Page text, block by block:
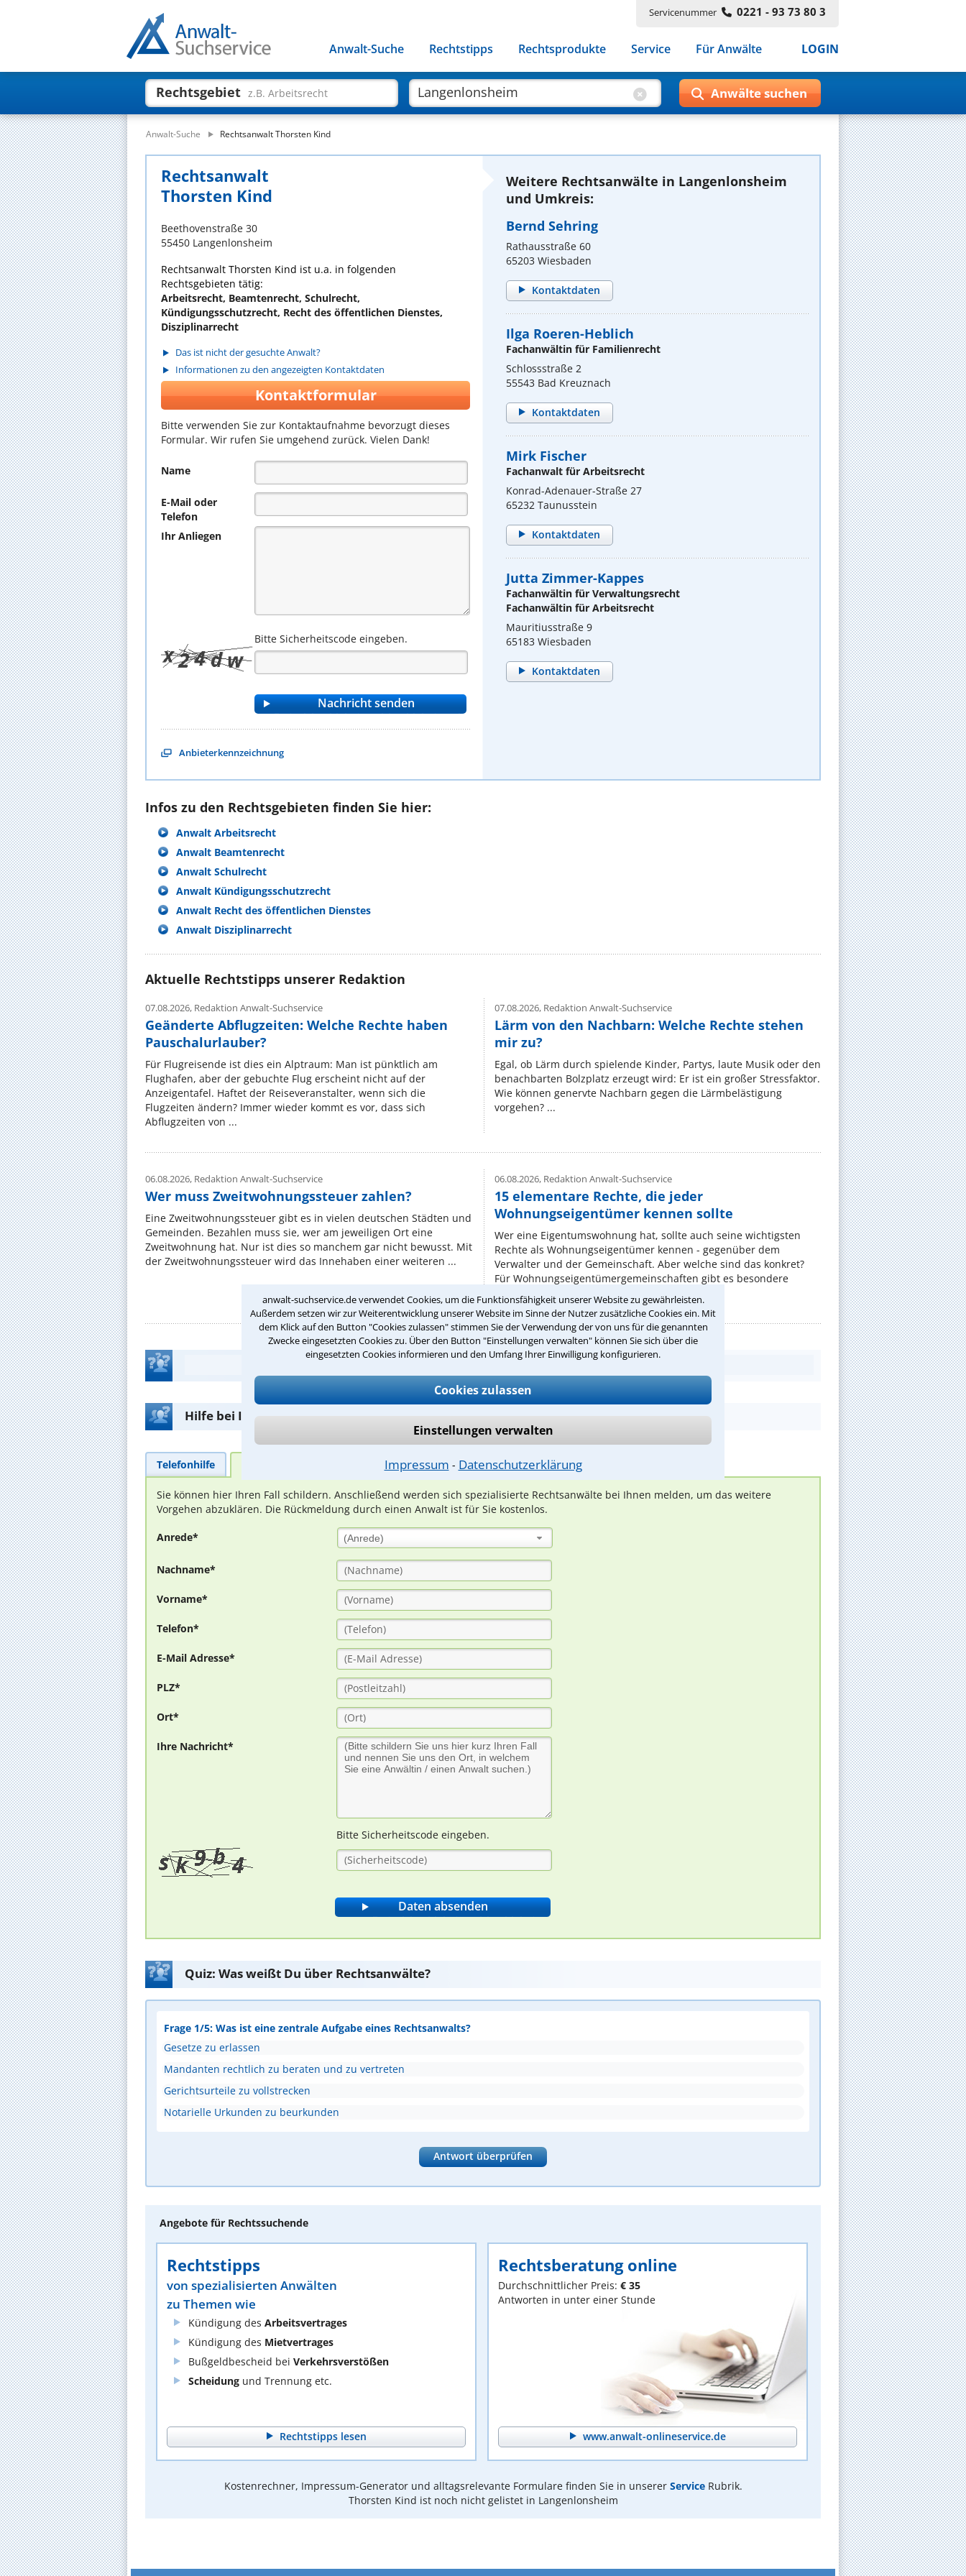
anwalt-suchservice.de verwendet Cookies, um die Funktionsfähigkeit unserer Website zu gewährleisten.
Außerdem setzen wir zur Weiterentwicklung unserer Website im Sinne der Nutzer zusätzliche Cookies ein. Mit
dem Klick auf den Button "Cookies zulassen" stimmen Sie der Verwendung der von uns für die genannten
Zwecke eingesetzten Cookies zu. Über den Button "Einstellungen verwalten" können Sie sich über die
eingesetzten Cookies informieren und den Umfang Ihrer Einwilligung konfigurieren.
Cookies zulassen
Einstellungen verwalten
Impressum ⁃ Datenschutzerklärung
Servicenummer 0221 - 93 73 80 3
Anwalt-Suche Rechtstipps Rechtsprodukte Service Für Anwälte LOGIN
Rechtsgebiet z.B. Arbeitsrecht
Anwalt-Suche Rechtsanwalt Thorsten Kind
Rechtsanwalt
Thorsten Kind
Beethovenstraße 30
55450 Langenlonsheim
Rechtsanwalt Thorsten Kind ist u.a. in folgenden
Rechtsgebieten tätig:
Arbeitsrecht, Beamtenrecht, Schulrecht,
Kündigungsschutzrecht, Recht des öffentlichen Dienstes,
Disziplinarrecht
Das ist nicht der gesuchte Anwalt?
Informationen zu den angezeigten Kontaktdaten
Kontaktformular
Bitte verwenden Sie zur Kontaktaufnahme bevorzugt dieses
Formular. Wir rufen Sie umgehend zurück. Vielen Dank!
Name
E-Mail oder
Telefon
Ihr Anliegen
Bitte Sicherheitscode eingeben.
Anbieterkennzeichnung
Weitere Rechtsanwälte in Langenlonsheim
und Umkreis:
Bernd Sehring
Rathausstraße 60
65203 Wiesbaden
Kontaktdaten
Ilga Roeren-Heblich
Fachanwältin für Familienrecht
Schlossstraße 2
55543 Bad Kreuznach
Kontaktdaten
Mirk Fischer
Fachanwalt für Arbeitsrecht
Konrad-Adenauer-Straße 27
65232 Taunusstein
Kontaktdaten
Jutta Zimmer-Kappes
Fachanwältin für Verwaltungsrecht
Fachanwältin für Arbeitsrecht
Mauritiusstraße 9
65183 Wiesbaden
Kontaktdaten
Infos zu den Rechtsgebieten finden Sie hier:
Anwalt Arbeitsrecht
Anwalt Beamtenrecht
Anwalt Schulrecht
Anwalt Kündigungsschutzrecht
Anwalt Recht des öffentlichen Dienstes
Anwalt Disziplinarrecht
Aktuelle Rechtstipps unserer Redaktion
07.08.2026, Redaktion Anwalt-Suchservice
Geänderte Abflugzeiten: Welche Rechte haben
Pauschalurlauber?
Für Flugreisende ist dies ein Alptraum: Man ist pünktlich am
Flughafen, aber der gebuchte Flug erscheint nicht auf der
Anzeigentafel. Haftet der Reiseveranstalter, wenn sich die
Flugzeiten ändern? Immer wieder kommt es vor, dass sich
Abflugzeiten von ...
07.08.2026,Redaktion Anwalt-Suchservice
Lärm von den Nachbarn: Welche Rechte stehen
mir zu?
Egal, ob Lärm durch spielende Kinder, Partys, laute Musik oder den
benachbarten Bolzplatz erzeugt wird: Er ist ein großer Stressfaktor.
Wie können genervte Nachbarn gegen die Lärmbelästigung
vorgehen? ...
06.08.2026, Redaktion Anwalt-Suchservice
Wer muss Zweitwohnungssteuer zahlen?
Eine Zweitwohnungssteuer gibt es in vielen deutschen Städten und
Gemeinden. Bezahlen muss sie, wer am jeweiligen Ort eine
Zweitwohnung hat. Nur ist dies so manchem gar nicht bewusst. Mit
der Zweitwohnungssteuer wird das Innehaben einer weiteren ...
06.08.2026,Redaktion Anwalt-Suchservice
15 elementare Rechte, die jeder
Wohnungseigentümer kennen sollte
Wer eine Eigentumswohnung hat, sollte auch seine wichtigsten
Rechte als Wohnungseigentümer kennen - gegenüber dem
Verwalter und der Gemeinschaft. Aber welche sind das konkret?
Für Wohnungseigentümergemeinschaften gibt es besondere
Regeln, niedergelegt ...
Teste Dein Rechtswissen
Hilfe bei Ihrer Anwaltsuche?
Telefonhilfe
Sie können hier Ihren Fall schildern. Anschließend werden sich spezialisierte Rechtsanwälte bei Ihnen melden, um das weitere
Vorgehen abzuklären. Die Rückmeldung durch einen Anwalt ist für Sie kostenlos.
Anrede* (Anrede)
Nachname*
Vorname*
Telefon*
E-Mail Adresse*
PLZ*
Ort*
Ihre Nachricht*
Bitte Sicherheitscode eingeben.
Quiz: Was weißt Du über Rechtsanwälte?
Frage 1/5: Was ist eine zentrale Aufgabe eines Rechtsanwalts?
Gesetze zu erlassen
Mandanten rechtlich zu beraten und zu vertreten
Gerichtsurteile zu vollstrecken
Notarielle Urkunden zu beurkunden
Antwort überprüfen
Angebote für Rechtssuchende
Rechtstipps
von spezialisierten Anwälten
zu Themen wie
Kündigung des Arbeitsvertrages
Kündigung des Mietvertrages
Bußgeldbescheid bei Verkehrsverstößen
Scheidung und Trennung etc.
Rechtstipps lesen
Rechtsberatung online
Durchschnittlicher Preis: € 35
Antworten in unter einer Stunde
www.anwalt-onlineservice.de
Kostenrechner, Impressum-Generator und alltagsrelevante Formulare finden Sie in unserer ServiceRubrik.
Thorsten Kind ist noch nicht gelistet in Langenlonsheim